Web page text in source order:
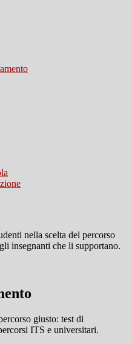
nella scelta del percorso
insegnanti che li supportano.
giusto: test di
ITS e universitari.